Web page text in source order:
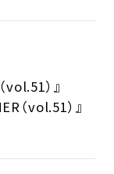
）』
（vol.51）』